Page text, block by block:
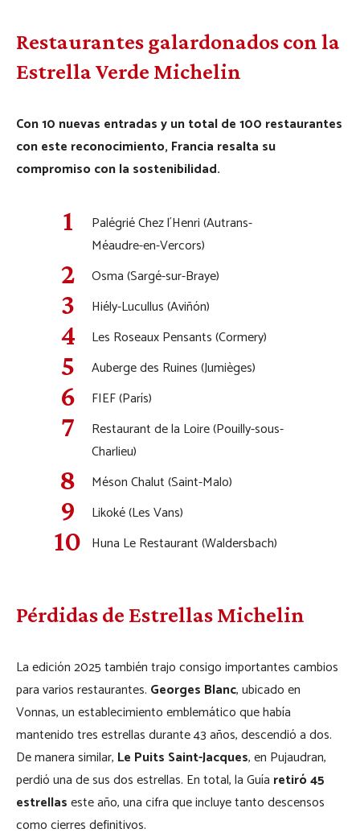
Restaurantes galardonados con la
Estrella Verde Michelin
Con 10 nuevas entradas y un total de 100 restaurantes
con este reconocimiento, Francia resalta su
compromiso con la sostenibilidad.
Palégrié Chez l´Henri (Autrans-
Méaudre-en-Vercors)
Osma (Sargé-sur-Braye)
Hiély-Lucullus (Aviñón)
Les Roseaux Pensants (Cormery)
Auberge des Ruines (Jumièges)
FIEF (París)
Restaurant de la Loire (Pouilly-sous-
Charlieu)
Méson Chalut (Saint-Malo)
Likoké (Les Vans)
Huna Le Restaurant (Waldersbach)
Pérdidas de Estrellas Michelin
La edición 2025 también trajo consigo importantes cambios
para varios restaurantes. Georges Blanc, ubicado en
Vonnas, un establecimiento emblemático que había
mantenido tres estrellas durante 43 años, descendió a dos.
De manera similar, Le Puits Saint-Jacques, en Pujaudran,
perdió una de sus dos estrellas. En total, la Guía retiró 45
estrellaseste año, una cifra que incluye tanto descensos
como cierres definitivos.